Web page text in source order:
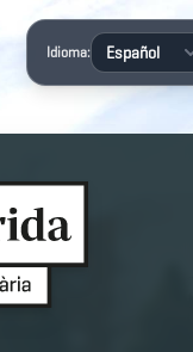
Idioma: